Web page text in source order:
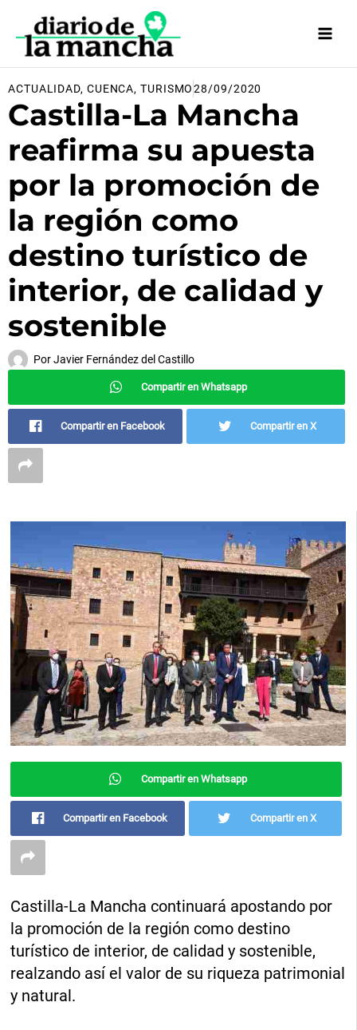
contenido
ACTUALIDAD, CUENCA,TURISMO 28/09/2020
Castilla-La Mancha
reafirma su apuesta
por la promoción de
la región como
destino turístico de
interior, de calidad y
sostenible
PorJavier Fernández del Castillo
Compartir en Whatsapp
Compartir en Facebook Compartir en X
Compartir en Whatsapp
Compartir en Facebook Compartir en X
Castilla-La Mancha continuará apostando por
la promoción de la región como destino
turístico de interior, de calidad y sostenible,
realzando así el valor de su riqueza patrimonial
y natural.